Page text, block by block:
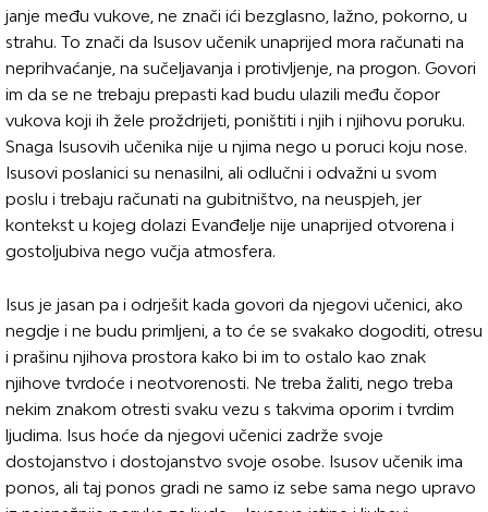
janje među vukove, ne znači ići bezglasno, lažno, pokorno, u
strahu. To znači da Isusov učenik unaprijed mora računati na
neprihvaćanje, na sučeljavanja i protivljenje, na progon. Govori
im da se ne trebaju prepasti kad budu ulazili među čopor
vukova koji ih žele proždrijeti, poništiti i njih i njihovu poruku.
Snaga Isusovih učenika nije u njima nego u poruci koju nose.
Isusovi poslanici su nenasilni, ali odlučni i odvažni u svom
poslu i trebaju računati na gubitništvo, na neuspjeh, jer
kontekst u kojeg dolazi Evanđelje nije unaprijed otvorena i
gostoljubiva nego vučja atmosfera.
Isus je jasan pa i odrješit kada govori da njegovi učenici, ako
negdje i ne budu primljeni, a to će se svakako dogoditi, otresu
i prašinu njihova prostora kako bi im to ostalo kao znak
njihove tvrdoće i neotvorenosti. Ne treba žaliti, nego treba
nekim znakom otresti svaku vezu s takvima oporim i tvrdim
ljudima. Isus hoće da njegovi učenici zadrže svoje
dostojanstvo i dostojanstvo svoje osobe. Isusov učenik ima
ponos, ali taj ponos gradi ne samo iz sebe sama nego upravo